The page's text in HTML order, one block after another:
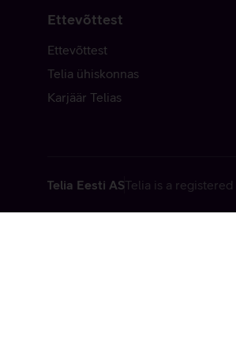
Ettevõttest
Ettevõttest
Telia ühiskonnas
Karjäär Telias
Telia Eesti ASTelia is a